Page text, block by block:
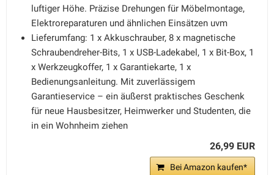
luftiger Höhe. Präzise Drehungen für Möbelmontage,
Elektroreparaturen und ähnlichen Einsätzen uvm
Lieferumfang: 1 x Akkuschrauber, 8 x magnetische
Schraubendreher-Bits, 1 x USB-Ladekabel, 1 x Bit-Box, 1
x Werkzeugkoffer, 1 x Garantiekarte, 1 x
Bedienungsanleitung. Mit zuverlässigem
Garantieservice – ein äußerst praktisches Geschenk
für neue Hausbesitzer, Heimwerker und Studenten, die
in ein Wohnheim ziehen
26,99 EUR
Bei Amazon kaufen*